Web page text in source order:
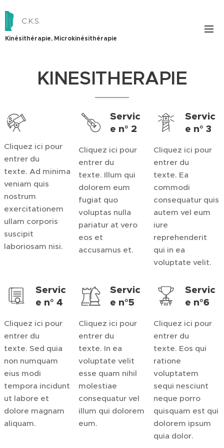
C.K.S.
Kinésithérapie, Microkinésithérapie
KINESITHERAPIE
Cliquez ici pour
entrer du
texte. Ad minima
veniam quis
nostrum
exercitationem
ullam corporis
suscipit
laboriosam nisi.
Servic
e n° 2
Cliquez ici pour
entrer du
texte. Illum qui
dolorem eum
fugiat quo
voluptas nulla
pariatur at vero
eos et
accusamus et.
Servic
e n° 3
Cliquez ici pour
entrer du
texte. Ea
commodi
consequatur quis
autem vel eum
iure
reprehenderit
qui in ea
voluptate velit.
Servic
e n° 4
Cliquez ici pour
entrer du
texte. Sed quia
non numquam
eius modi
tempora incidunt
ut labore et
dolore magnam
aliquam.
Servic
e n°5
Cliquez ici pour
entrer du
texte. In ea
voluptate velit
esse quam nihil
molestiae
consequatur vel
illum qui dolorem
eum.
Servic
e n°6
Cliquez ici pour
entrer du
texte. Eos qui
ratione
voluptatem
sequi nesciunt
neque porro
quisquam est qui
dolorem ipsum
quia dolor.